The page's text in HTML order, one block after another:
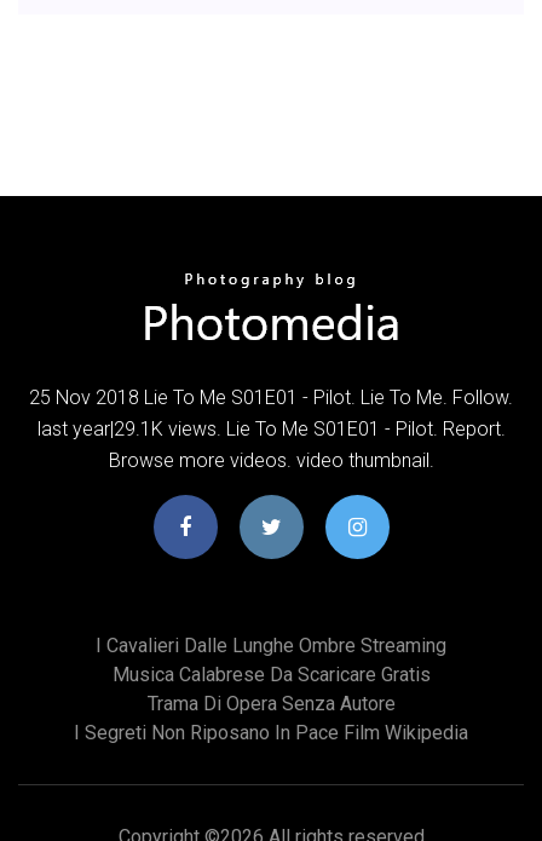
25 Nov 2018 Lie To Me S01E01 - Pilot. Lie To Me. Follow.
last year|29.1K views. Lie To Me S01E01 - Pilot. Report.
Browse more videos. video thumbnail.
I Cavalieri Dalle Lunghe Ombre Streaming
Musica Calabrese Da Scaricare Gratis
Trama Di Opera Senza Autore
I Segreti Non Riposano In Pace Film Wikipedia